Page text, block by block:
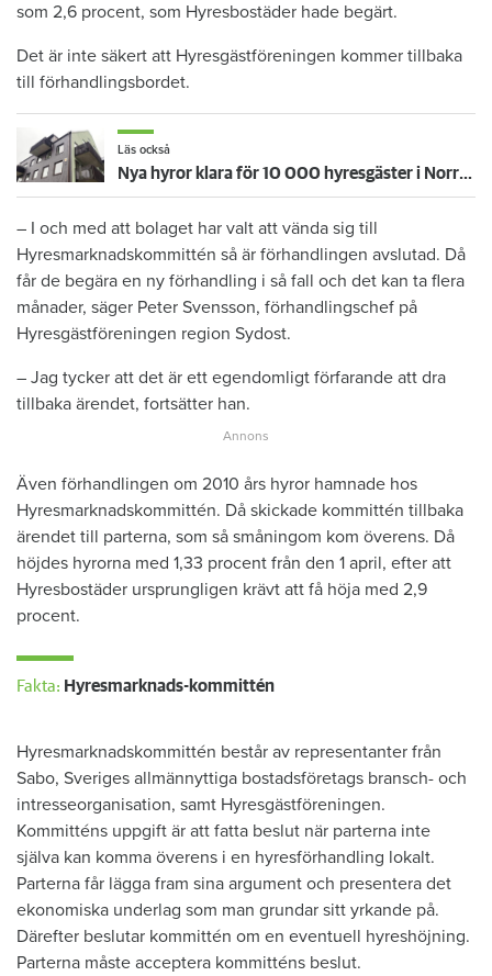
som 2,6 procent, som Hyresbostäder hade begärt.
Det är inte säkert att Hyresgästföreningen kommer tillbaka
till förhandlingsbordet.
Läs också
Nya hyror klara för 10 000 hyresgäster i Norrköping
– I och med att bolaget har valt att vända sig till
Hyresmarknadskommittén så är förhandlingen avslutad. Då
får de begära en ny förhandling i så fall och det kan ta flera
månader, säger Peter Svensson, förhandlingschef på
Hyresgästföreningen region Sydost.
– Jag tycker att det är ett egendomligt förfarande att dra
tillbaka ärendet, fortsätter han.
Även förhandlingen om 2010 års hyror hamnade hos
Hyresmarknadskommittén. Då skickade kommittén tillbaka
ärendet till parterna, som så småningom kom överens. Då
höjdes hyrorna med 1,33 procent från den 1 april, efter att
Hyresbostäder ursprungligen krävt att få höja med 2,9
procent.
Fakta: Hyresmarknads-kommittén
Hyresmarknadskommittén består av representanter från
Sabo, Sveriges allmännyttiga bostadsföretags bransch- och
intresseorganisation, samt Hyresgästföreningen.
Kommitténs uppgift är att fatta beslut när parterna inte
själva kan komma överens i en hyresförhandling lokalt.
Parterna får lägga fram sina argument och presentera det
ekonomiska underlag som man grundar sitt yrkande på.
Därefter beslutar kommittén om en eventuell hyreshöjning.
Parterna måste acceptera kommitténs beslut.